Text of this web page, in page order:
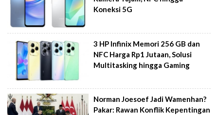
Koneksi 5G
3 HP Infinix Memori 256 GB dan
NFC Harga Rp1 Jutaan, Solusi
Multitasking hingga Gaming
Norman Joesoef Jadi Wamenhan?
Pakar: Rawan Konflik Kepentingan